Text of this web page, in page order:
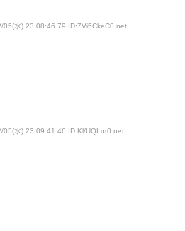
05(水) 23:08:46.79 ID:7Vi5CkeC0 .net
05(水) 23:09:41.46 ID:Kl/UQLor0.net